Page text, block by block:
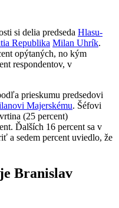
si delia predseda Hlasu-
Republika Milan Uhrík.
opýtaných, no kým
respondentov, v
prieskumu predsedovi
Majerskému. Šéfovi
(25 percent)
Ďalších 16 percent sa v
a sedem percent uviedlo, že
Branislav